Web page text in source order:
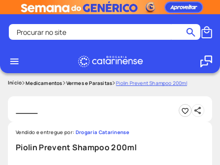
Procurar no site
1
2º
medley
4º
tadalafila
5º
ozivy
6º
lenço umedecido
Medicamentos Vermes e Parasitas Piolin Prevent Shampoo 200ml
Piolin Prevent Shampoo 200ml
Vendido e entregue por: Drogaria Catarinense